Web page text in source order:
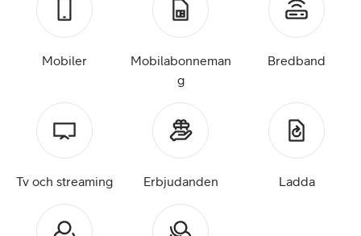
Mobiler
Mobilabonneman
g
Bredband
Tv och streaming Erbjudanden Ladda